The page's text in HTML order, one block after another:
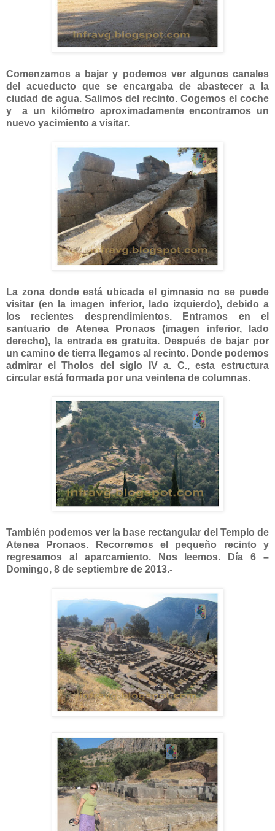
Comenzamos a bajar y podemos ver algunos canales
del acueducto que se encargaba de abastecer a la
ciudad de agua. Salimos del recinto. Cogemos el coche
y a un kilómetro aproximadamente encontramos un
nuevo yacimiento a visitar.
La zona donde está ubicada el gimnasio no se puede
visitar (en la imagen inferior, lado izquierdo), debido a
los recientes desprendimientos. Entramos en el
santuario de Atenea Pronaos (imagen inferior, lado
derecho), la entrada es gratuita. Después de bajar por
un camino de tierra llegamos al recinto. Donde podemos
admirar el Tholos del siglo IV a. C., esta estructura
circular está formada por una veintena de columnas.
También podemos ver la base rectangular del Templo de
Atenea Pronaos. Recorremos el pequeño recinto y
regresamos al aparcamiento. Nos leemos. Día 6 –
Domingo, 8 de septiembre de 2013.-